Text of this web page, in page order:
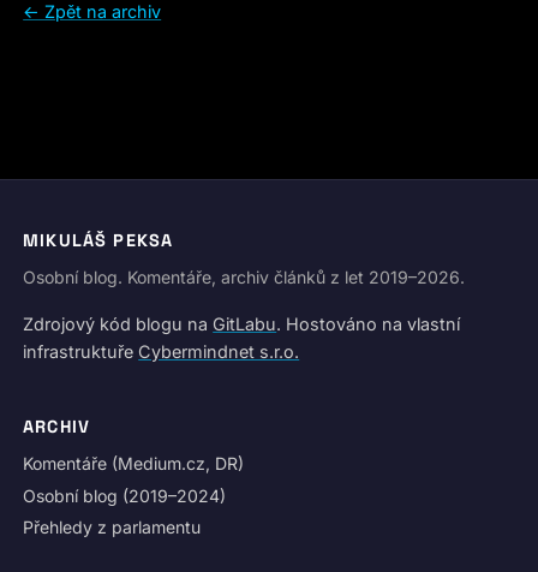
← Zpět na archiv
MIKULÁŠ PEKSA
Osobní blog. Komentáře, archiv článků z let 2019–2026.
Zdrojový kód blogu na GitLabu. Hostováno na vlastní
infrastruktuře Cybermindnet s.r.o.
ARCHIV
Komentáře (Medium.cz, DR)
Osobní blog (2019–2024)
Přehledy z parlamentu